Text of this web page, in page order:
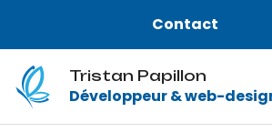
Contact
Tristan Papillon
Développeur & web-